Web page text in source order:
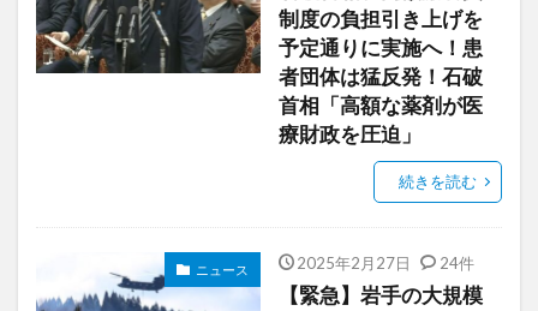
制度の負担引き上げを
予定通りに実施へ！患
者団体は猛反発！石破
首相「高額な薬剤が医
療財政を圧迫」
続きを読む
ニュース 2025年2月27日 24件
【緊急】岩手の大規模